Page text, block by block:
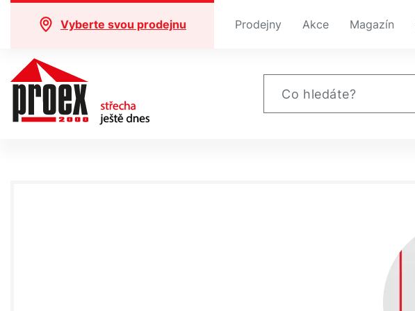
Vyberte svou prodejnu Prodejny Akce Magazín